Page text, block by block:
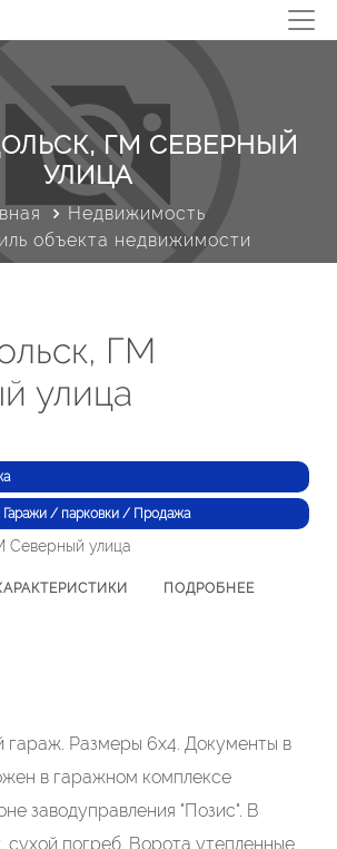
ГМ СЕВЕРНЫЙ
УЛИЦА
Недвижимость
объекта недвижимости
ГМ
улица
/ парковки / Продажа
Северный улица
ПОДРОБНЕЕ
гараж. Размеры 6х4. Документы в
в гаражном комплексе
заводуправления "Позис". В
сухой погреб. Ворота утепленные.